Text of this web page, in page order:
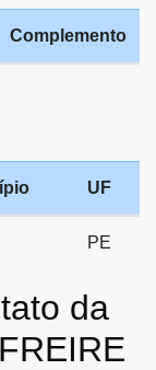
Complemento
UF
PE
da